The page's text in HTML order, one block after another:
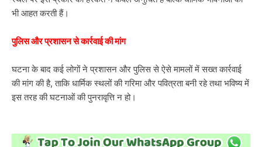
भी आहत करती हैं।
पुलिस और प्रशासन से कार्रवाई की मांग
घटना के बाद कई लोगों ने प्रशासन और पुलिस से ऐसे मामलों में सख्त कार्रवाई
की मांग की है, ताकि धार्मिक स्थलों की गरिमा और पवित्रता बनी रहे तथा भविष्य में
इस तरह की घटनाओं की पुनरावृत्ति न हो।